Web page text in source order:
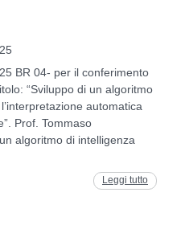
BR 04- per il conferimento
“Sviluppo di un algoritmo
automatica
Prof. Tommaso
algoritmo di intelligenza
Leggi tutto